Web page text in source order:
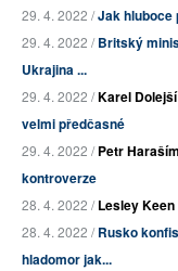
29. 4. 2022 /Jak hluboce
29. 4. 2022 /Britský
Ukrajina ...
29. 4. 2022 /Karel Dolejší
velmi předčasné
29. 4. 2022 /Petr Haraším
kontroverze
28. 4. 2022 /Lesley Keen
28. 4. 2022 /Rusko
hladomor jak...